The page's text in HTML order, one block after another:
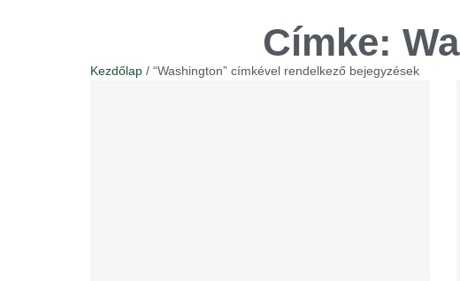
Címke:
Kezdőlap / “Washington” címkével rendelkező bejegyzések